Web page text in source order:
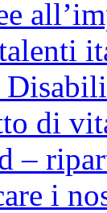
di
–
i